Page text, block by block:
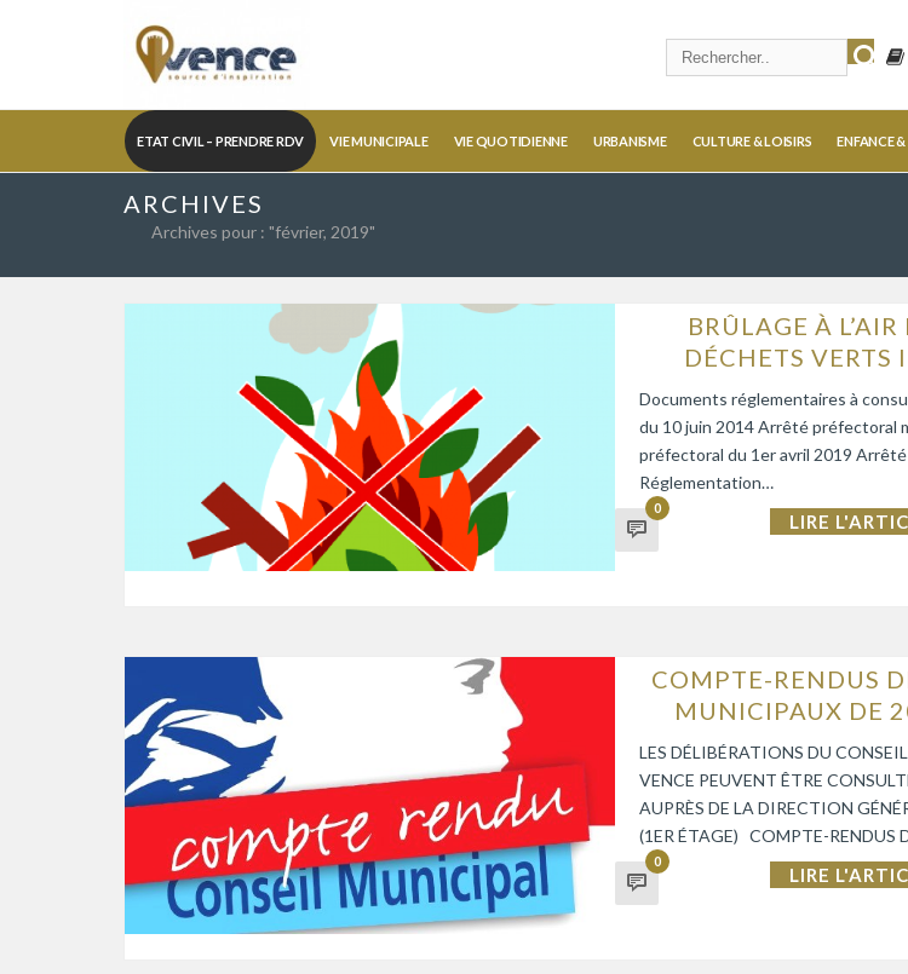
ETAT CIVIL – PRENDRE RDV VIE MUNICIPALE VIE QUOTIDIENNE URBANISME CULTURE & LOISIRS ENFANCE &
ARCHIVES
Archives pour : "février, 2019"
BRÛLAGE À L’AIR
DÉCHETS VERTS
Documents réglementaires à
du 10 juin 2014 Arrêté préfectoral
préfectoral du 1er avril 2019
Réglementation…
0
LIRE
COMPTE-RENDUS
MUNICIPAUX DE
LES DÉLIBÉRATIONS DU
VENCE PEUVENT ÊTRE
AUPRÈS DE LA DIRECTION
(1ER ÉTAGE) COMPTE-RENDUS
0
LIRE